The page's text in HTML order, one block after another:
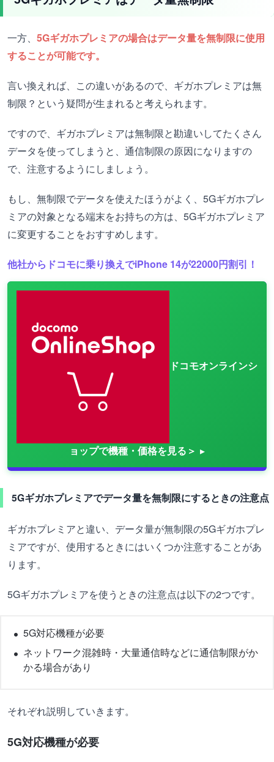
一方、 5Gギガホプレミアの場合はデータ量を無制限に使用
することが可能です。
言い換えれば、この違いがあるので、ギガホプレミアは無
制限？という疑問が生まれると考えられます。
ですので、ギガホプレミアは無制限と勘違いしてたくさん
データを使ってしまうと、通信制限の原因になりますの
で、注意するようにしましょう。
もし、無制限でデータを使えたほうがよく、5Gギガホプレ
ミアの対象となる端末をお持ちの方は、5Gギガホプレミア
に変更することをおすすめします。
他社からドコモに乗り換えでiPhone 14が22000円割引！
ドコモオンラインシ
ョップで機種・価格を見る＞
5Gギガホプレミアでデータ量を無制限にするときの注意点
ギガホプレミアと違い、データ量が無制限の5Gギガホプレ
ミアですが、使用するときにはいくつか注意することがあ
ります。
5Gギガホプレミアを使うときの注意点は以下の2つです。
5G対応機種が必要
ネットワーク混雑時・大量通信時などに通信制限がか
かる場合があり
それぞれ説明していきます。
5G対応機種が必要